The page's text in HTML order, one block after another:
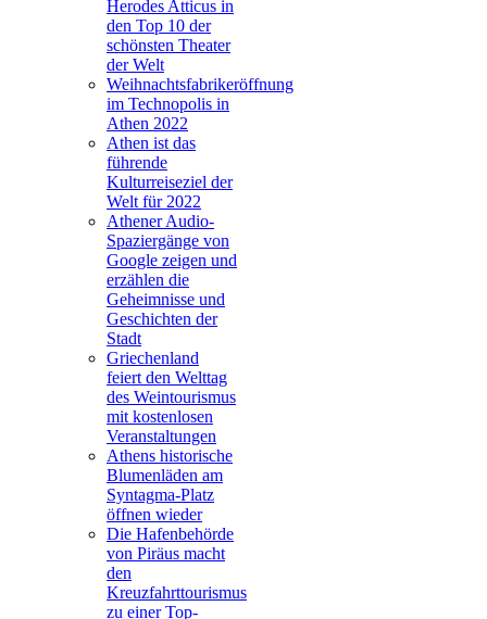
Herodes Atticus in
den Top 10 der
schönsten Theater
der Welt
Weihnachtsfabrikeröffnung
im Technopolis in
Athen 2022
Athen ist das
führende
Kulturreiseziel der
Welt für 2022
Athener Audio-
Spaziergänge von
Google zeigen und
erzählen die
Geheimnisse und
Geschichten der
Stadt
Griechenland
feiert den Welttag
des Weintourismus
mit kostenlosen
Veranstaltungen
Athens historische
Blumenläden am
Syntagma-Platz
öffnen wieder
Die Hafenbehörde
von Piräus macht
den
Kreuzfahrttourismus
zu einer Top-